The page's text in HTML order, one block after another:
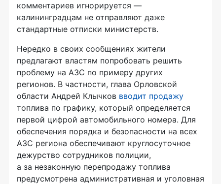
комментариев игнорируется —
калининградцам не отправляют даже
стандартные отписки министерств.
Нередко в своих сообщениях жители
предлагают властям попробовать решить
проблему на АЗС по примеру других
регионов. В частности, глава Орловской
области Андрей Клычков вводит продажу
топлива по графику, который определяется
первой цифрой автомобильного номера. Для
обеспечения порядка и безопасности на всех
АЗС региона обеспечивают круглосуточное
дежурство сотрудников полиции,
а за незаконную перепродажу топлива
предусмотрена административная и уголовная